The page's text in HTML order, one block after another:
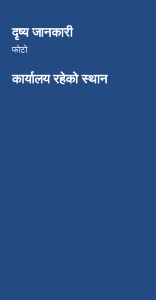
दृष्य जानकारी
फोटो
कार्यालय रहेको स्थान